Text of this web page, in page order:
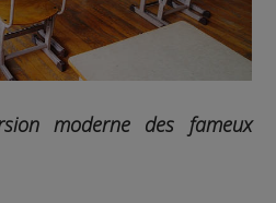
moderne des fameux